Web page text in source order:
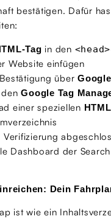
bestätigen. Dafür
Tag in den <head>
Website einfügen
über
denGoogle Tag
einer speziellen
Verifizierung
Dashboard der
Dein
ist wie ein